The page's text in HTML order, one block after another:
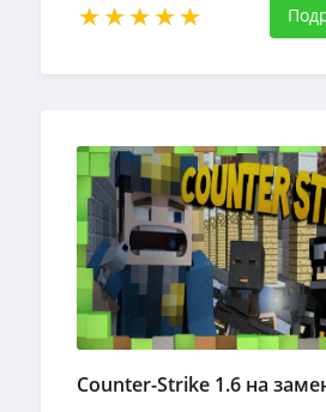
небьющиеся двери и многое